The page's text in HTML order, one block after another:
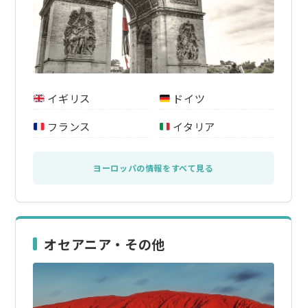
イギリス
ドイツ
フランス
イタリア
ヨーロッパの情報をすべて見る
オセアニア・その他